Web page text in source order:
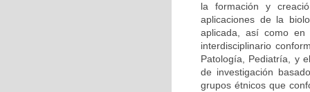
la formación y
aplicaciones de la
aplicada, así como en
interdisciplinario
Patología, Pediatría, y
de investigación
grupos étnicos que